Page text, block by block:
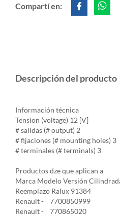
Compartí en:
Descripción del producto
Información técnica
Tension (voltage) 12 [V]
# salidas (# output) 2
# fijaciones (# mounting holes) 3
# terminales (# terminals) 3
Productos dze que aplican a
Marca Modelo Versión
Reemplazo Ralux 91384
Renault - 7700850999
Renault - 770865020